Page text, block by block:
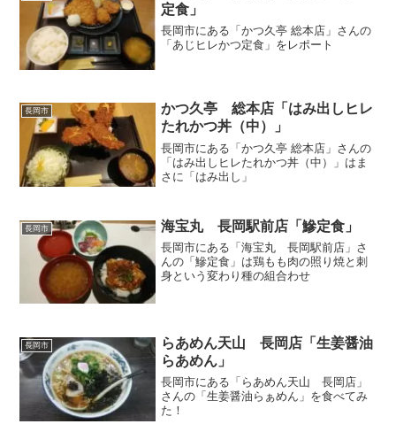
定食」
長岡市にある「かつ久亭 総本店」さんの
「あじヒレかつ定食」をレポート
長岡市
かつ久亭 総本店「はみ出しヒレ
たれかつ丼（中）」
長岡市にある「かつ久亭 総本店」さんの
「はみ出しヒレたれかつ丼（中）」はま
さに「はみ出し」
長岡市 海宝丸 長岡駅前店「鰺定食」
長岡市にある「海宝丸 長岡駅前店」さ
んの「鰺定食」は鶏もも肉の照り焼と刺
身という変わり種の組合わせ
長岡市
らあめん天山 長岡店「生姜醤油
らあめん」
長岡市にある「らあめん天山 長岡店」
さんの「生姜醤油らぁめん」を食べてみ
た！